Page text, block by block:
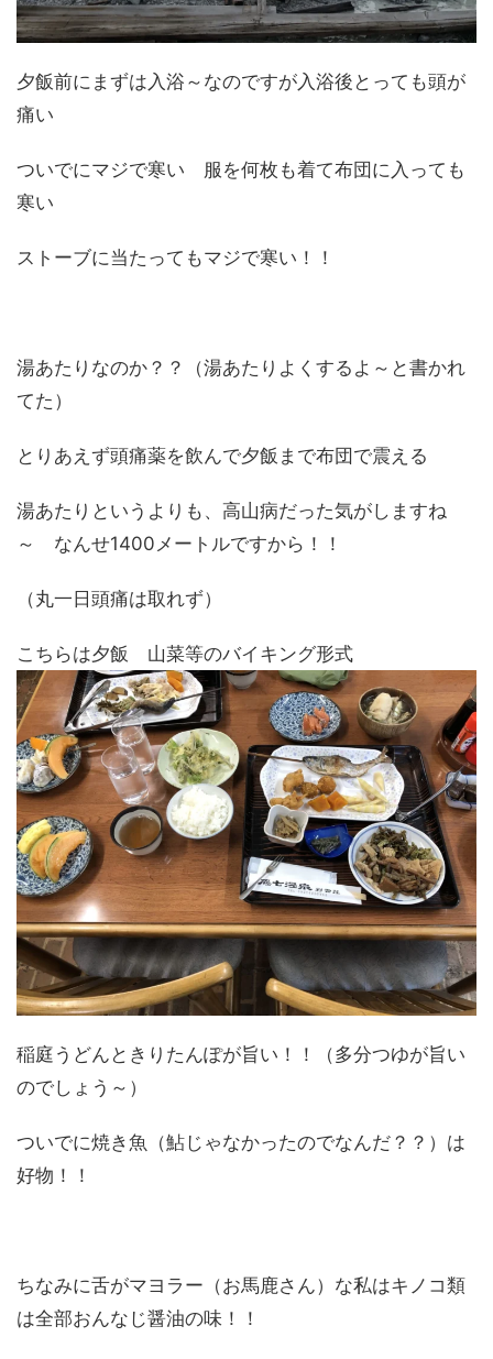
夕飯前にまずは入浴～なのですが入浴後とっても頭が
痛い
ついでにマジで寒い 服を何枚も着て布団に入っても
寒い
ストーブに当たってもマジで寒い！！
湯あたりなのか？？（湯あたりよくするよ～と書かれ
てた）
とりあえず頭痛薬を飲んで夕飯まで布団で震える
湯あたりというよりも、高山病だった気がしますね
～ なんせ1400メートルですから！！
（丸一日頭痛は取れず）
こちらは夕飯 山菜等のバイキング形式
稲庭うどんときりたんぽが旨い！！（多分つゆが旨い
のでしょう～）
ついでに焼き魚（鮎じゃなかったのでなんだ？？）は
好物！！
ちなみに舌がマヨラー（お馬鹿さん）な私はキノコ類
は全部おんなじ醤油の味！！